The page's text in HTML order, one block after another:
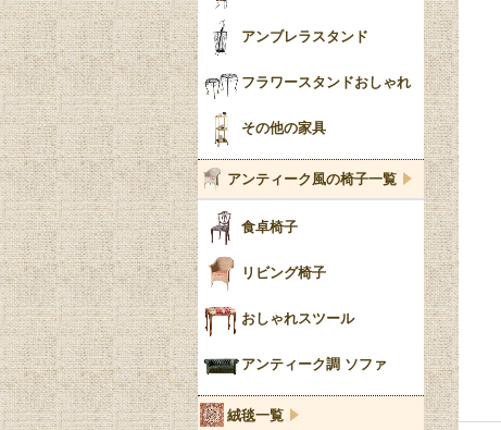
アンブレラスタンド
フラワースタンドおしゃれ
その他の家具
アンティーク風の椅子一覧
食卓椅子
リビング椅子
おしゃれスツール
アンティーク調 ソファ
絨毯一覧